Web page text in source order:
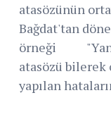
atasözünün
Bağdat'tan
örneği
atasözü bilerek
yapılan